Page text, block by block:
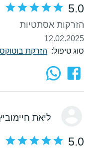
5.0
הזרקות אסתטיות
12.02.2025
סוג טיפול: הזרקת בוטוקס
ליאת
5.0